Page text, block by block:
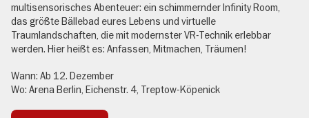
multisensorisches Abenteuer: ein schimmernder Infinity Room,
das größte Bällebad eures Lebens und virtuelle
Traumlandschaften, die mit modernster VR-Technik erlebbar
werden. Hier heißt es: Anfassen, Mitmachen, Träumen!
Wann: Ab 12. Dezember
Wo: Arena Berlin, Eichenstr. 4, Treptow-Köpenick